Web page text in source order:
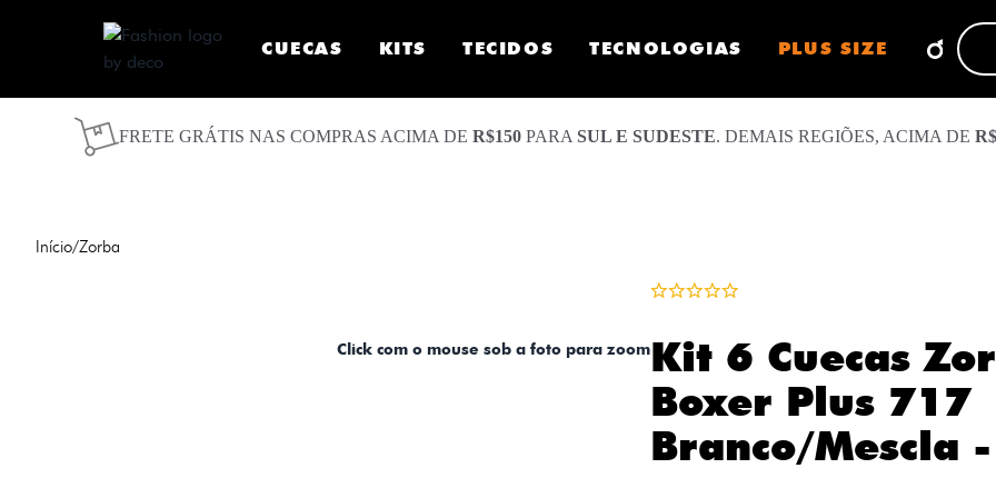
CUECAS KITS TECIDOS TECNOLOGIAS PLUS SIZE
FRETE GRÁTIS NAS COMPRAS ACIMA DE R$150 PARA SUL E SUDESTE. DEMAIS REGIÕES, ACIMA DE
Início/Zorba
Click com o mouse sob a foto para zoomKit 6 Cuecas
Boxer Plus 717
Branco/Mescla